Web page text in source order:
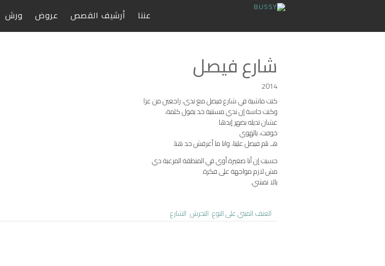
عننا أرشيف القصص عروض ورش
شارع فيصل
2014
كنت ماشية في شارع فيصل مع ندى، راجعين من عزا
وكنت حاسة إن ندي مستنية حد يقول كلمة،
عشان تديله بضهر إيدها
خوفت، يالهوي
هـ نلم فيصل علينا، وانا ما أعرفش حد هنا.
حسيت إن أنا صغيرة أوي في المنطقة المرعبة دي
مش لازم مواجهة على فكرة
يالا نمشي.
العنف المبني على النوع التحرش الشارع